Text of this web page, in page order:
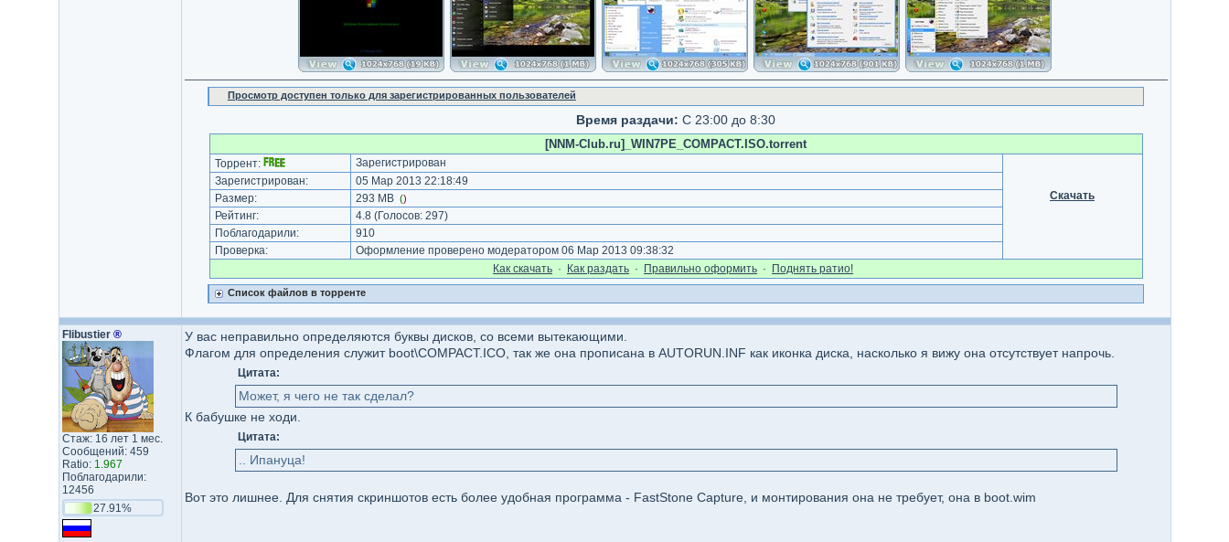
Просмотр доступен только для зарегистрированных пользователей
Время раздачи: С 23:00 до 8:30
[NNM-Club.ru]_WIN7PE_COMPACT.ISO.torrent
Торрент: Зарегистрирован
Скачать
Зарегистрирован:
05 Мар 2013 22:18:49
Размер:
293 MB ()
Рейтинг: 4.8 (Голосов: 297)
Поблагодарили:
910
Проверка:
Оформление проверено модератором 06 Мар 2013 09:38:32
Как cкачать · Как раздать · Правильно оформить · Поднять ратио!
Список файлов в торренте
Flibustier ®
Стаж: 16 лет 1 мес.
Сообщений: 459
Ratio: 1.967
Поблагодарили:
12456
27.91%
У вас неправильно определяются буквы дисков, со всеми вытекающими.
Флагом для определения служит boot\COMPACT.ICO, так же она прописана в AUTORUN.INF как иконка диска, насколько я вижу она отсутствует напрочь.
Цитата:
Может, я чего не так сделал?
К бабушке не ходи.
Цитата:
.. Ипануца!
Вот это лишнее. Для снятия скриншотов есть более удобная программа - FastStone Capture, и монтирования она не требует, она в boot.wim